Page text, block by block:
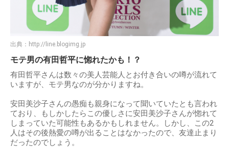
出典： http://line.blogimg.jp
モテ男の有田哲平に惚れたかも！？
有田哲平さんは数々の美人芸能人とお付き合いの噂が流れて
いますが、モテ男なのが分かりますね。
安田美沙子さんの愚痴も親身になって聞いていたとも言われ
ており、もしかしたらこの優しさに安田美沙子さんが惚れて
しまっていた可能性もあるかもしれません。しかし、この2
人はその後熱愛の噂が出ることはなかったので、友達止まり
だったのでしょう。